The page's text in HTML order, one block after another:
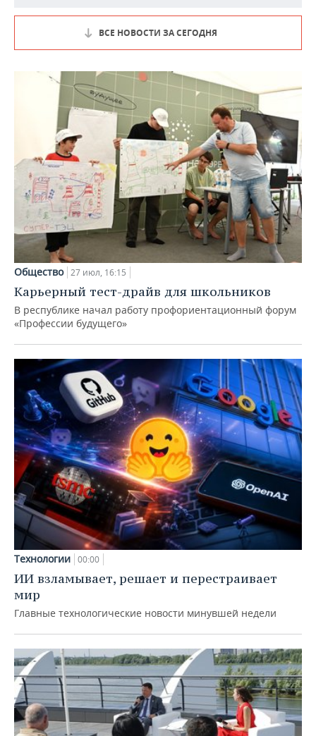
ВСЕ НОВОСТИ ЗА СЕГОДНЯ
Общество 27 июл, 16:15
Карьерный тест-драйв для школьников
В республике начал работу профориентационный форум
«Профессии будущего»
Технологии 00:00
ИИ взламывает, решает и перестраивает
мир
Главные технологические новости минувшей недели